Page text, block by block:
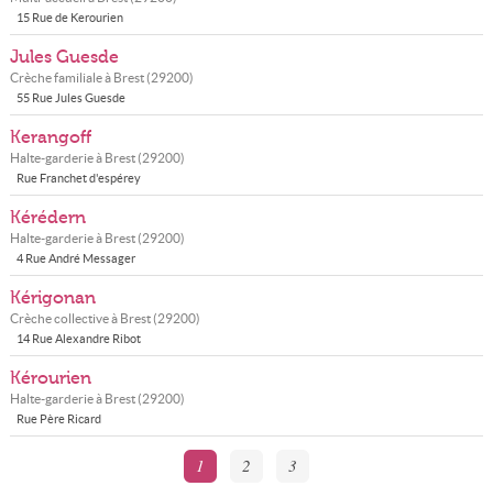
15 Rue de Kerourien
Jules Guesde
Crèche familiale à Brest(29200)
55 Rue Jules Guesde
Kerangoff
Halte-garderie à Brest(29200)
Rue Franchet d'espérey
Kérédern
Halte-garderie à Brest(29200)
4 Rue André Messager
Kérigonan
Crèche collective à Brest(29200)
14 Rue Alexandre Ribot
Kérourien
Halte-garderie à Brest(29200)
Rue Père Ricard
1 2 3